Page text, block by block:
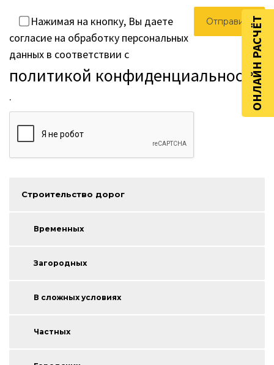
Нажимая на кнопку, Вы даете
согласие на обработку персональных
данных в соответствии с
политикой конфиденциальности
.
Строительство дорог
Временных
Загородных
В сложных условиях
Частных
ОНЛАЙН РАСЧЁТ